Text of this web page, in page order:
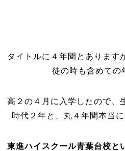
タイトルに４年間とあります
徒の時も含めての
高２の４月に入学したので、
時代２年と、丸４年間本当
東進ハイスクール青葉台校と